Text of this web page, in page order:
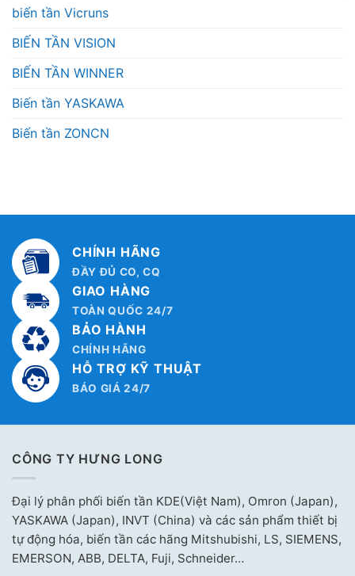
biến tần Vicruns
BIẾN TẦN VISION
BIẾN TẦN WINNER
Biến tần YASKAWA
Biến tần ZONCN
CHÍNH HÃNG
ĐẦY ĐỦ CO, CQ
GIAO HÀNG
TOÀN QUỐC 24/7
BẢO HÀNH
CHÍNH HÃNG
HỖ TRỢ KỸ THUẬT
BÁO GIÁ 24/7
CÔNG TY HƯNG LONG
Đại lý phân phối biến tần KDE(Việt Nam), Omron (Japan),
YASKAWA (Japan), INVT (China) và các sản phẩm thiết bị
tự động hóa, biến tần các hãng Mitshubishi, LS, SIEMENS,
EMERSON, ABB, DELTA, Fuji, Schneider…